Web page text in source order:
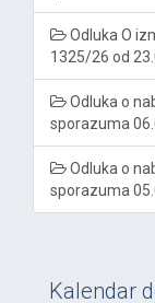
Odluka O
1325/26 od
Odluka o
sporazuma
Odluka o
sporazuma
Kalendar